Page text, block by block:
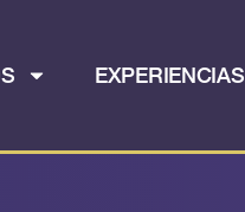
EXPERIENCIAS